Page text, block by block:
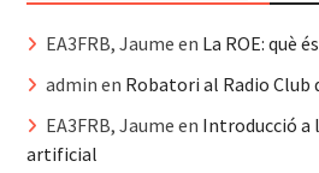
EA3FRB, Jaume en La ROE: què
admin en Robatori al Radio Club
EA3FRB, Jaume en Introducció a
artificial